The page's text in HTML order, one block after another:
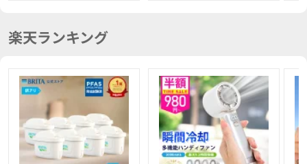
楽天ランキング